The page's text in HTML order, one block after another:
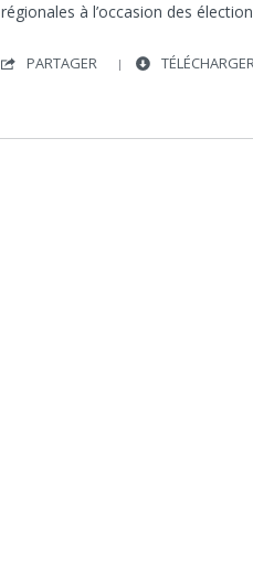
régionales à l’occasion des
PARTAGER